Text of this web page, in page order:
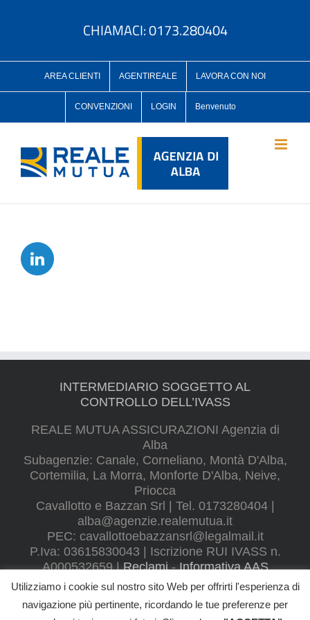
CHIAMACI: 0173.280404
AREA CLIENTI AGENTIREALE LAVORA CON NOI
CONVENZIONI LOGIN Benvenuto
INTERMEDIARIO SOGGETTO AL
CONTROLLO DELL’IVASS
REALE MUTUA ASSICURAZIONI Agenzia di
Alba
Subagenzie: Canale, Corneliano, Montà D'Alba,
Cortemilia, La Morra, Monforte D'Alba, Neive,
Priocca
Cavallotto e Bazzan Srl | Tel. 0173280404 |
alba@agenzie.realemutua.it
PEC: cavallottoebazzansrl@legalmail.it
P.Iva: 03615830043 | Iscrizione RUI IVASS n.
A000532659 |Reclami-Informativa AAS
Utilizziamo i cookie sul nostro sito Web per offrirti l'esperienza di
navigazione più pertinente, ricordando le tue preferenze per